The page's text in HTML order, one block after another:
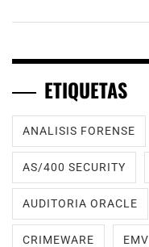
ETIQUETAS
ANALISIS FORENSE
AS/400 SECURITY
AUDITORIA ORACLE
CRIMEWARE EMV